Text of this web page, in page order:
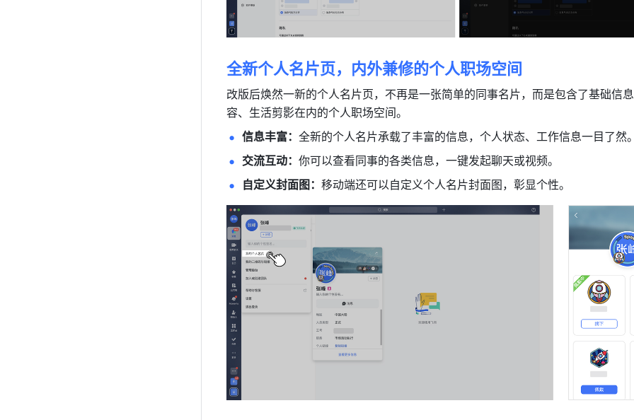
全新个人名片页，内外兼修的个人职场空间
改版后焕然一新的个人名片页，不再是一张简单的同事名片，而是包含了基础信
容、生活剪影在内的个人职场空间。
信息丰富： 全新的个人名片承载了丰富的信息，个人状态、工作信息一目了然。
交流互动： 你可以查看同事的各类信息，一键发起聊天或视频。
自定义封面图： 移动端还可以自定义个人名片封面图，彰显个性。